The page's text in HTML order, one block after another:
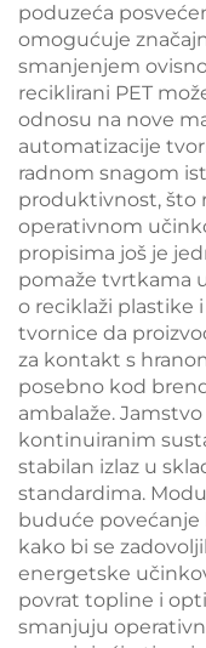
poduzeća
omogućuje
smanjenjem
reciklirani PET
odnosu na nove
automatizacije
radnom snagom
produktivnost, što
operativnom
propisima još je
pomaže tvrtkama
o reciklaži plastike
tvornice da
za kontakt s
posebno kod
ambalaže.
kontinuiranim
stabilan izlaz u
standardima.
buduće povećanje
kako bi se
energetske
povrat topline i
smanjuju